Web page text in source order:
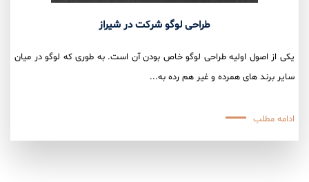
طراحی لوگو شرکت در شیراز
یکی از اصول اولیه طراحی لوگو خاص بودن آن است. به طوری که لوگو در میان
سایر برند های همرده و غیر هم رده به...
ادامه مطلب